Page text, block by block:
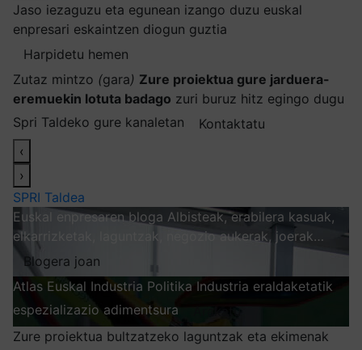
Jaso iezaguzu eta egunean izango duzu euskal
enpresari eskaintzen diogun guztia
Harpidetu hemen
Zutaz mintzo (gara) Zure proiektua gure jarduera-
eremuekin lotuta badago zuri buruz hitz egingo dugu
Spri Taldeko gure kanaletan
Kontaktatu
‹
›
SPRI Taldea
Euskal enpresaren bloga Albisteak, erabilera kasuak,
elkarrizketak, laguntzak, negozio aukerak, joerak…
Blogera joan
Atlas Euskal Industria Politika Industria eraldaketatik
espezializazio adimentsura
Zure proiektua bultzatzeko laguntzak eta ekimenak